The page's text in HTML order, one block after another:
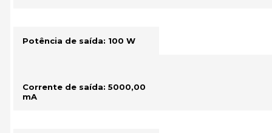
Potência de saída: 100 W
Corrente de saída: 5000,00
mA